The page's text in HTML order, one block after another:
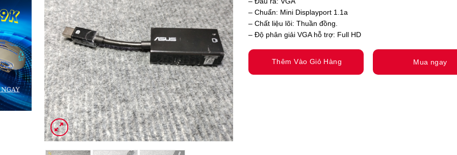
– Chuẩn: Mini Displayport 1.1a
– Chất liệu lõi: Thuần đồng.
– Độ phân giải VGA hỗ trợ: Full HD
Thêm Vào Giỏ Hàng Mua ngay